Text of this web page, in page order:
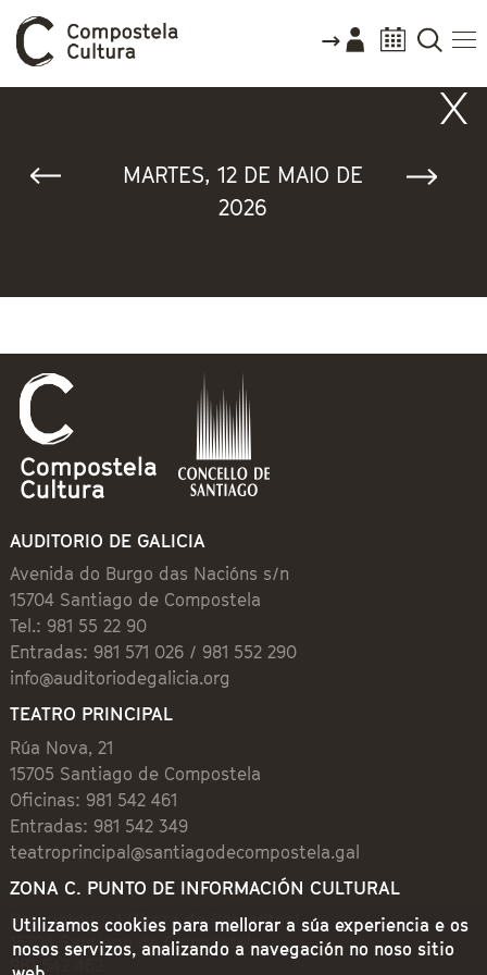
MARTES, 12 DE MAIO DE
2026
AUDITORIO DE GALICIA
Avenida do Burgo das Nacións s/n
15704 Santiago de Compostela
Tel.: 981 55 22 90
Entradas: 981 571 026 / 981 552 290
info@auditoriodegalicia.org
TEATRO PRINCIPAL
Rúa Nova, 21
15705 Santiago de Compostela
Oficinas: 981 542 461
Entradas: 981 542 349
teatroprincipal@santiagodecompostela.gal
ZONA C. PUNTO DE INFORMACIÓN CULTURAL
Preguntoiro, 1 (Praza de Cervantes)
15704 Santiago de Compostela
981 542 462
Utilizamos cookies para mellorar a súa experiencia e os
nosos servizos, analizando a navegación no noso sitio